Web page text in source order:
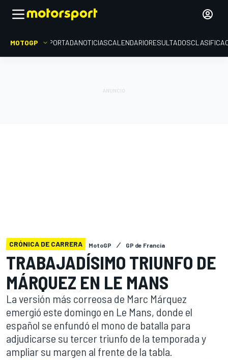
MOTOGP PORTADANOTICIASCALENDARIORESULTADOS
CRÓNICA DE CARRERA MotoGP GP de Francia
TRABAJADÍSIMO TRIUNFO DE
MÁRQUEZ EN LE MANS
La versión más correosa de Marc Márquez
emergió este domingo en Le Mans, donde el
español se enfundó el mono de batalla para
adjudicarse su tercer triunfo de la temporada y
ampliar su margen al frente de la tabla.